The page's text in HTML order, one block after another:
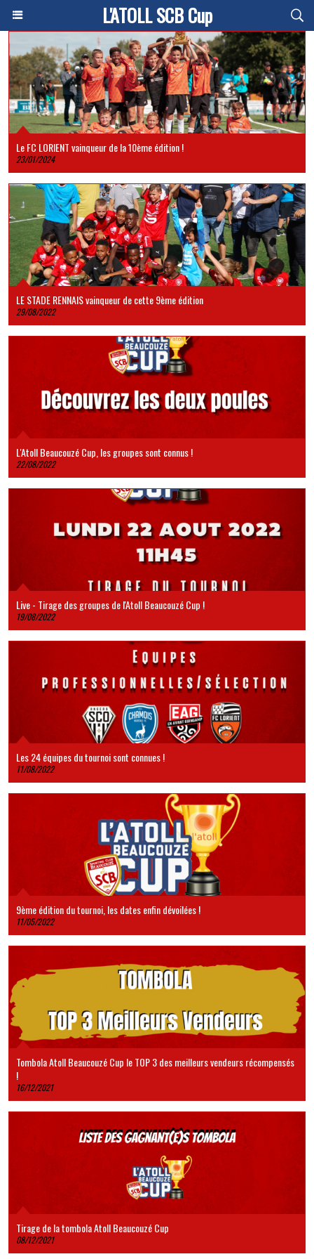
L'ATOLL SCB Cup
Le FC LORIENT vainqueur de la 10ème édition !
23/01/2024
LE STADE RENNAIS vainqueur de cette 9ème édition
29/08/2022
L'Atoll Beaucouzé Cup, les groupes sont connus !
22/08/2022
Live - Tirage des groupes de l'Atoll Beaucouzé Cup !
19/08/2022
Les 24 équipes du tournoi sont connues !
11/08/2022
9ème édition du tournoi, les dates enfin dévoilées !
11/05/2022
Tombola Atoll Beaucouzé Cup le TOP 3 des meilleurs vendeurs récompensés
!
16/12/2021
Tirage de la tombola Atoll Beaucouzé Cup
08/12/2021